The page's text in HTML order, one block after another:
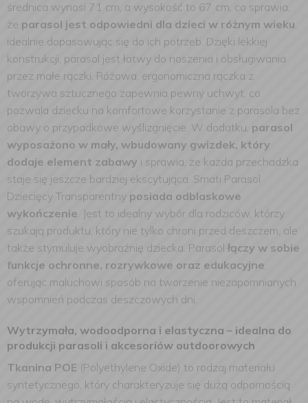
średnica wynosi 71 cm, a wysokość to 67 cm, co sprawia,
że parasol jest odpowiedni dla dzieci w różnym wieku,
idealnie dopasowując się do ich potrzeb. Dzięki lekkiej
konstrukcji, parasol jest łatwy do noszenia i obsługiwania
przez małe rączki. Różowa, ergonomiczna rączka z
tworzywa sztucznego zapewnia pewny uchwyt, co
pozwala dziecku na komfortowe korzystanie z parasola bez
obawy o przypadkowe wyślizgnięcie. W dodatku, parasol
wyposażono w mały, wbudowany gwizdek, który
dodaje element zabawy i sprawia, że każda przechadzka
staje się jeszcze bardziej ekscytująca. Smati Parasol
Dziecięcy Transparentny posiada odblaskowe
wykończenie. Jest to idealny wybór dla rodziców, którzy
szukają produktu, który nie tylko chroni przed deszczem, ale
także stymuluje wyobraźnię dziecka. Parasol łączy w sobie
funkcje ochronne, rozrywkowe oraz edukacyjne,
oferując maluchowi sposób na tworzenie niezapomnianych
wspomnień podczas deszczowych dni.
Wytrzymała, wodoodporna i elastyczna – idealna do
produkcji parasoli i akcesoriów outdoorowych
Tkanina POE (Polyethylene Oxide) to rodzaj materiału
syntetycznego, który charakteryzuje się dużą odpornością